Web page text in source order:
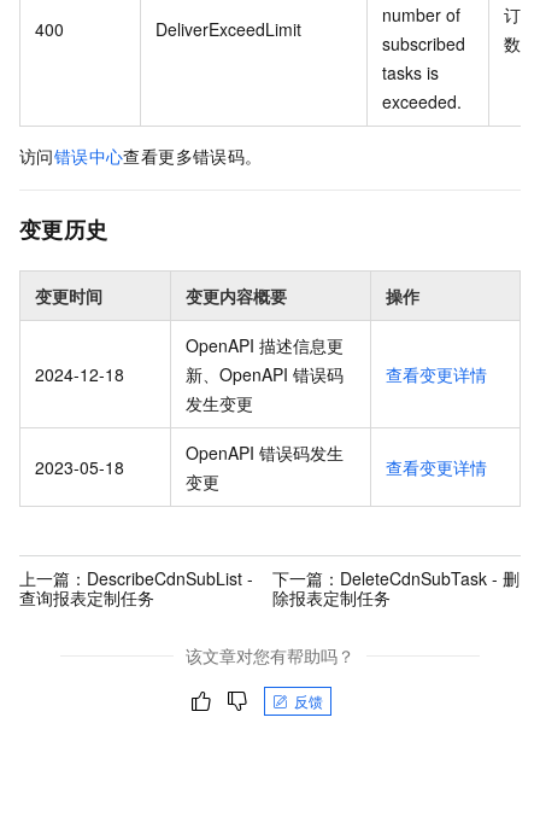
400 DeliverExceedLimit
number of
subscribed
tasks is
exceeded.
订
数
访问错误中心查看更多错误码。
变更历史
变更时间 变更内容概要 操作
2024-12-18
OpenAPI 描述信息更
新、OpenAPI 错误码
发生变更
查看变更详情
2023-05-18
OpenAPI 错误码发生
变更
查看变更详情
上一篇： DescribeCdnSubList -
查询报表定制任务
下一篇： DeleteCdnSubTask - 删
除报表定制任务
该文章对您有帮助吗？
反馈